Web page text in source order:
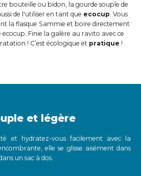
bouteille ou bidon, la gourde souple de
de l'utiliser en tant que ecocup. Vous
la flasque Sammie et boire directement
Finie la galère au ravito avec ce
! C’est écologique et pratique !
et légère
et hydratez-vous facilement avec la
elle se glisse aisément dans
un sac à dos.